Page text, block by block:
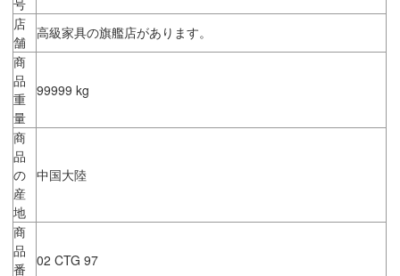
店
舗
高級家具の旗艦店があります。
商
品
重
量
99999 kg
商
品
の
産
地
中国大陸
商
品
番
02 CTG 97